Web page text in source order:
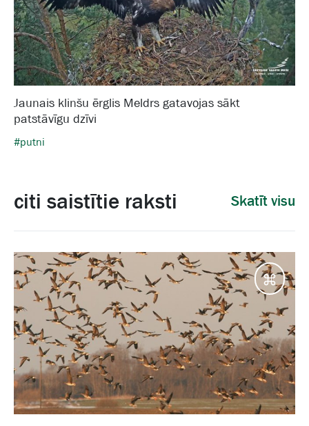
Jaunais klinšu ērglis Meldrs gatavojas sākt
patstāvīgu dzīvi
#putni
citi saistītie raksti Skatīt visu